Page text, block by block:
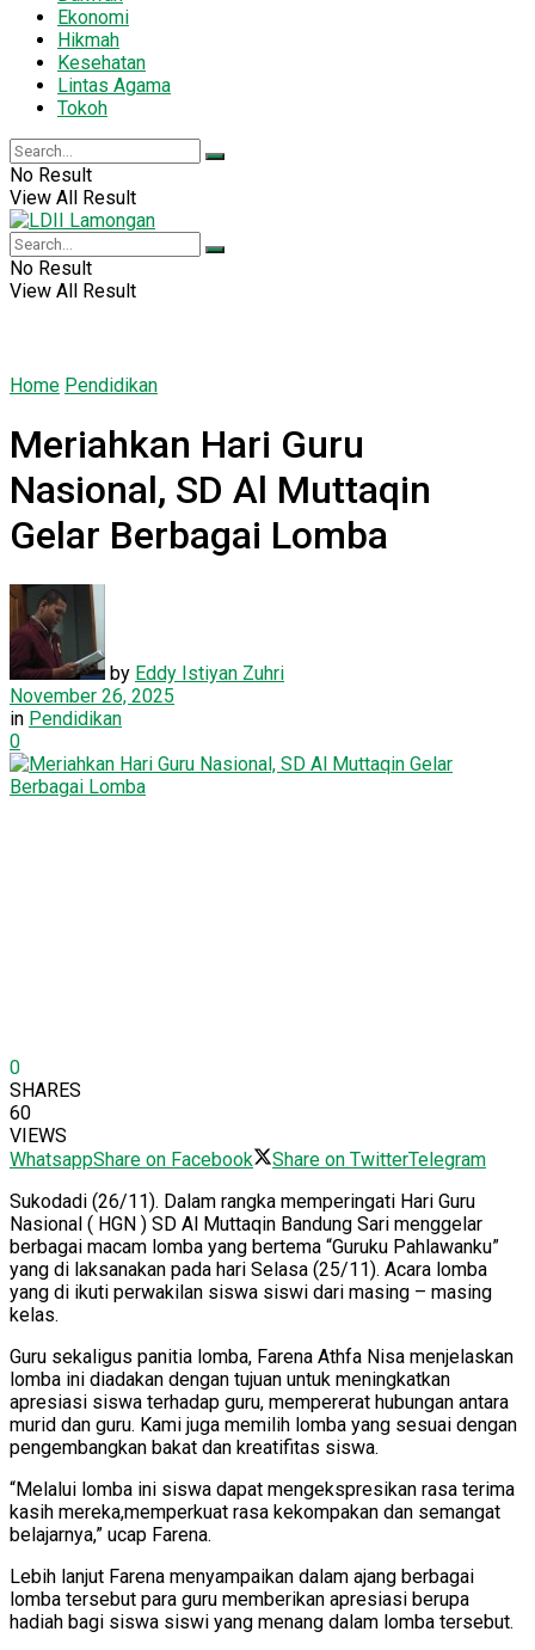
Ekonomi
Hikmah
Kesehatan
Lintas Agama
Tokoh
No Result
View All Result
No Result
View All Result
Home Pendidikan
Meriahkan Hari Guru
Nasional, SD Al Muttaqin
Gelar Berbagai Lomba
by Eddy Istiyan Zuhri
November 26, 2025
in Pendidikan
0
0
SHARES
60
VIEWS
WhatsappShare on Facebook Share on TwitterTelegram
Sukodadi (26/11). Dalam rangka memperingati Hari Guru
Nasional ( HGN ) SD Al Muttaqin Bandung Sari menggelar
berbagai macam lomba yang bertema “Guruku Pahlawanku”
yang di laksanakan pada hari Selasa (25/11). Acara lomba
yang di ikuti perwakilan siswa siswi dari masing – masing
kelas.
Guru sekaligus panitia lomba, Farena Athfa Nisa menjelaskan
lomba ini diadakan dengan tujuan untuk meningkatkan
apresiasi siswa terhadap guru, mempererat hubungan antara
murid dan guru. Kami juga memilih lomba yang sesuai dengan
pengembangkan bakat dan kreatifitas siswa.
“Melalui lomba ini siswa dapat mengekspresikan rasa terima
kasih mereka,memperkuat rasa kekompakan dan semangat
belajarnya,” ucap Farena.
Lebih lanjut Farena menyampaikan dalam ajang berbagai
lomba tersebut para guru memberikan apresiasi berupa
hadiah bagi siswa siswi yang menang dalam lomba tersebut.